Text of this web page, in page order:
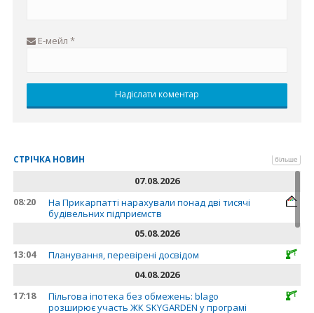
Е-мейл *
СТРІЧКА НОВИН більше
07.08.2026
08:20
На Прикарпатті нарахували понад дві тисячі
будівельних підприємств
05.08.2026
13:04
Планування, перевірені досвідом
04.08.2026
17:18
Пільгова іпотека без обмежень: blago
розширює участь ЖК SKYGARDEN у програмі